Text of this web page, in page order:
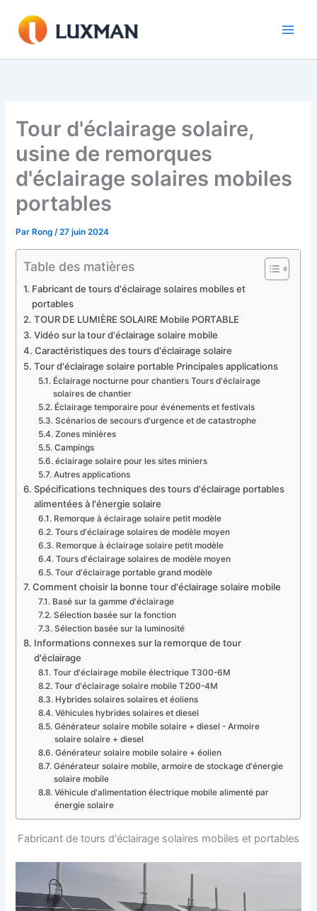
contenu
Tour d'éclairage solaire,
usine de remorques
d'éclairage solaires mobiles
portables
Par Rong/27 juin 2024
Table des matières
Fabricant de tours d'éclairage solaires mobiles et
portables
TOUR DE LUMIÈRE SOLAIRE Mobile PORTABLE
Vidéo sur la tour d'éclairage solaire mobile
Caractéristiques des tours d'éclairage solaire
Tour d'éclairage solaire portable Principales applications
Éclairage nocturne pour chantiers Tours d'éclairage
solaires de chantier
Éclairage temporaire pour événements et festivals
Scénarios de secours d'urgence et de catastrophe
Zones minières
Campings
éclairage solaire pour les sites miniers
Autres applications
Spécifications techniques des tours d'éclairage portables
alimentées à l'énergie solaire
Remorque à éclairage solaire petit modèle
Tours d'éclairage solaires de modèle moyen
Remorque à éclairage solaire petit modèle
Tours d'éclairage solaires de modèle moyen
Tour d'éclairage portable grand modèle
Comment choisir la bonne tour d'éclairage solaire mobile
Basé sur la gamme d'éclairage
Sélection basée sur la fonction
Sélection basée sur la luminosité
Informations connexes sur la remorque de tour
d'éclairage
Tour d'éclairage mobile électrique T300-6M
Tour d'éclairage solaire mobile T200-4M
Hybrides solaires solaires et éoliens
Véhicules hybrides solaires et diesel
Générateur solaire mobile solaire + diesel - Armoire
solaire solaire + diesel
Générateur solaire mobile solaire + éolien
Générateur solaire mobile, armoire de stockage d'énergie
solaire mobile
Véhicule d'alimentation électrique mobile alimenté par
énergie solaire
Fabricant de tours d'éclairage solaires mobiles et portables